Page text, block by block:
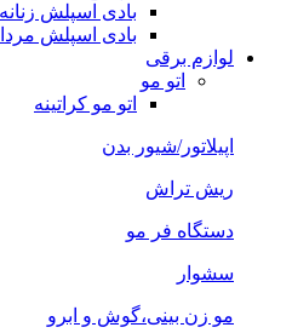
بادی اسپلش زنانه
بادی اسپلش
لوازم برقی
اتو مو
اتو مو کراتینه
اپیلاتور/شیور بدن
ریش تراش
دستگاه فر مو
سشوار
مو زن بینی،گوش و ابرو